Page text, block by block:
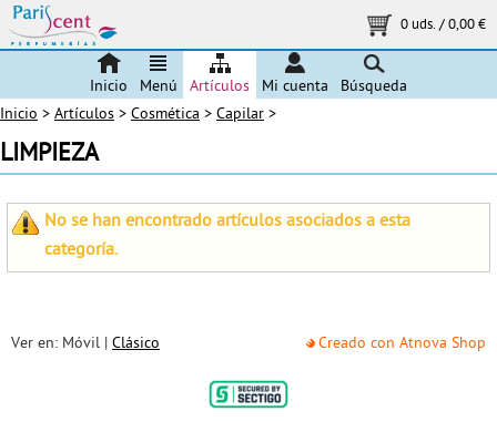
0 uds./0,00 €
Inicio Menú Artículos Mi cuenta Búsqueda
Inicio > Artículos > Cosmética > Capilar >
LIMPIEZA
No se han encontrado artículos asociados a esta
categoría.
Ver en: Móvil | Clásico Creado con Atnova Shop